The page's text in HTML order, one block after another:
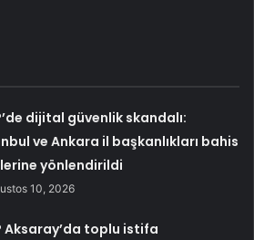
dijital güvenlik skandalı:
ve Ankara il başkanlıkları bahis
yönlendirildi
10, 2026
Aksaray’da toplu istifa